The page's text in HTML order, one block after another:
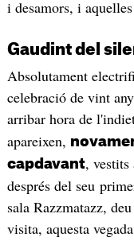
i desamors, i
Gaudint del
Absolutament
celebració de vint
arribar hora de
apareixen,
capdavant, vestits
després del seu
sala Razzmatazz,
visita, aquesta